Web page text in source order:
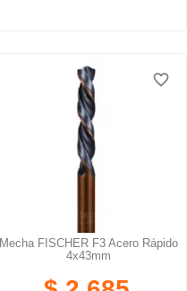
Mecha FISCHER F3 Acero Rápido
4x43mm
favorite_border
favorite_border